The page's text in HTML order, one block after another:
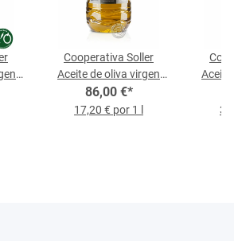
Cooperativa Soller
Aceite de oliva virgen
extra D.O., botella de 5 l
86,00 €*
17,20 € por 1 l
Aceite